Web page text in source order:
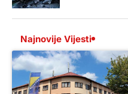
Najnovije Vijesti